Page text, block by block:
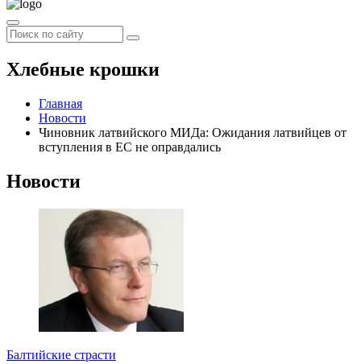
Хлебные крошки
Главная
Новости
Чиновник латвийского МИДа: Ожидания латвийцев от
вступления в ЕС не оправдались
Новости
Балтийские страсти